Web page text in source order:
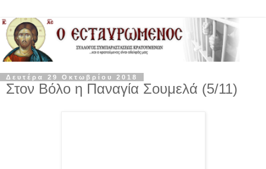
Δευτέρα 29 Οκτωβρίου 2018
Στον Βόλο η Παναγία Σουμελά (5/11)